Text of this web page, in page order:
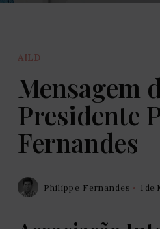
AILD
Mensagem
Presidente
Fernandes
Philippe Fernandes 1 de